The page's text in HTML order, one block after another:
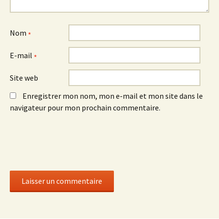
Nom *
E-mail *
Site web
Enregistrer mon nom, mon e-mail et mon site dans le
navigateur pour mon prochain commentaire.